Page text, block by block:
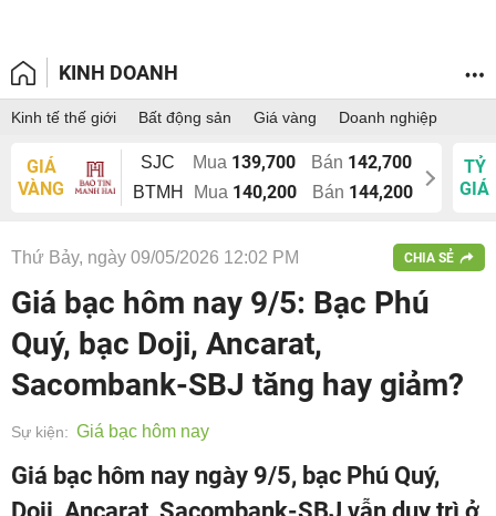
KINH DOANH
Kinh tế thế giới Bất động sản Giá vàng Doanh nghiệp
GIÁ
VÀNG
SJC Mua 139,700 Bán 142,700
BTMH Mua 140,200 Bán 144,200
TỶ
GIÁ
Thứ Bảy, ngày 09/05/2026 12:02 PM CHIA SẺ
Giá bạc hôm nay 9/5: Bạc Phú
Quý, bạc Doji, Ancarat,
Sacombank-SBJ tăng hay giảm?
Sự kiện: Giá bạc hôm nay
Giá bạc hôm nay ngày 9/5, bạc Phú Quý,